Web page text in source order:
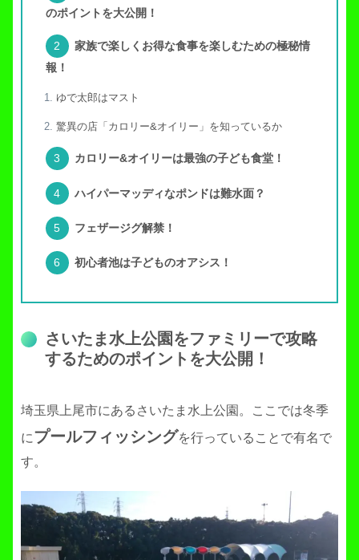
のポイントを大公開！
家族で楽しくお得な食事を楽しむための極秘情
報！
ゆで太郎はマスト
驚異の店「カロリー&オイリー」を知っているか
カロリー&オイリーは最強の子ども食堂！
ハイパーマッディなポンドは難水面？
フェザージグ解禁！
初心者池は子どものオアシス！
さいたま水上公園をファミリーで攻略
するためのポイントを大公開！
埼玉県上尾市にあるさいたま水上公園。ここでは冬季
にプールフィッシングを行っていることで有名で
す。